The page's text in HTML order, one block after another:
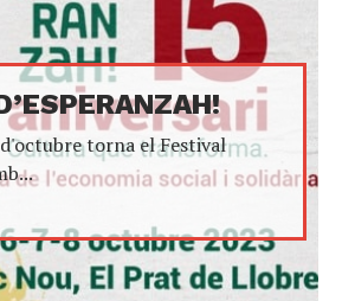
torna el Festival